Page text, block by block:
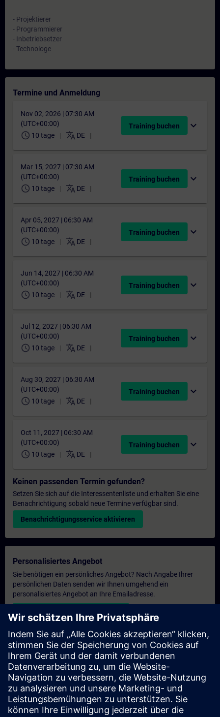
- Projektierer
- Programmierer
- Inbetriebsetzer
- Technologe
Termine und Anmeldung
Nov 02, 2026 | 07:30 AM
(UTC+00:00)
schedule 10 tage translate DE
Training buchen expand_more
Mar 15, 2027 | 07:30 AM
(UTC+00:00)
schedule 10 tage translate DE
Training buchen expand_more
Apr 05, 2027 | 06:30 AM
(UTC+00:00)
schedule 10 tage translate DE
Training buchen expand_more
Jun 14, 2027 | 06:30 AM
(UTC+00:00)
schedule 10 tage translate DE
Training buchen expand_more
Jul 12, 2027 | 06:30 AM
(UTC+00:00)
schedule 10 tage translate DE
Training buchen expand_more
Aug 30, 2027 | 06:30 AM
(UTC+00:00)
schedule 10 tage translate DE
Training buchen expand_more
Oct 11, 2027 | 06:30 AM
(UTC+00:00)
schedule 10 tage translate DE
Training buchen expand_more
Keinen passenden Termin gefunden?
Setzen Sie sich auf die Interessentenliste und erhalten Sie eine
Benachrichtigung sobald neue Termine verfügbar sind.
Benachrichtigungsservice aktivieren
Personalisiertes Angebot
Sie benötigen ein persönliches Angebot? Nach Angabe Ihrer
persönlichen Daten senden wir Ihnen umgehend ein
personalisiertes Angebot an Ihre Emailadresse.
Persönliches Angebot zusenden
Anfrage Exklusivtraining
Haben Sie Bedarf an einem höheren Schulungsangebot und
brauchen ein exklusives Training – entweder vor Ort bei Ihnen,
virtuell oder in einem SITRAIN Trainingscenter? Nachdem Sie
uns Ihre persönlichen Daten und Ihren Trainingsbedarf
übermittelt haben, bekommen Sie von uns ein Angebot für eine
exklusive Schulung.